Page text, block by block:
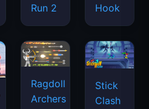
Run 2
Hook
Ragdoll
Archers
Stick
Clash